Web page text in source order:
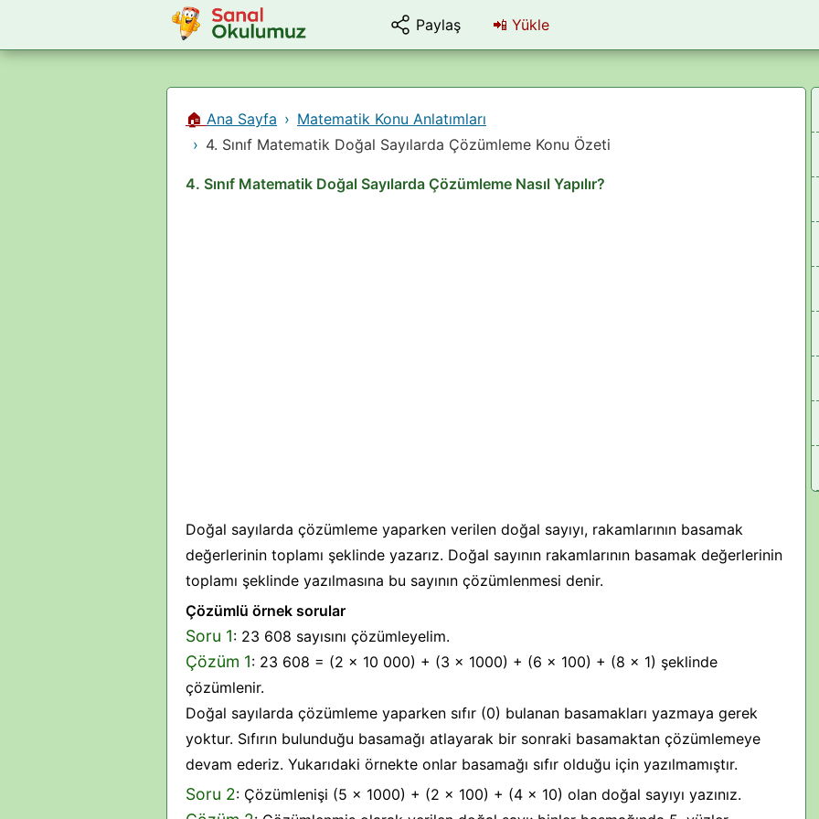
Paylaş 📲 Yükle
🏠 Ana Sayfa
Matematik Konu Anlatımları
4. Sınıf Matematik Doğal Sayılarda Çözümleme Konu Özeti
4. Sınıf Matematik Doğal Sayılarda Çözümleme Nasıl Yapılır?
Doğal sayılarda çözümleme yaparken verilen doğal sayıyı, rakamlarının basamak
değerlerinin toplamı şeklinde yazarız. Doğal sayının rakamlarının basamak değerlerinin
toplamı şeklinde yazılmasına bu sayının çözümlenmesi denir.
Çözümlü örnek sorular
Soru 1: 23 608 sayısını çözümleyelim.
Çözüm 1: 23 608 = (2 x 10 000) + (3 x 1000) + (6 x 100) + (8 x 1) şeklinde
çözümlenir.
Doğal sayılarda çözümleme yaparken sıfır (0) bulanan basamakları yazmaya gerek
yoktur. Sıfırın bulunduğu basamağı atlayarak bir sonraki basamaktan çözümlemeye
devam ederiz. Yukarıdaki örnekte onlar basamağı sıfır olduğu için yazılmamıştır.
Soru 2: Çözümlenişi (5 x 1000) + (2 x 100) + (4 x 10) olan doğal sayıyı yazınız.